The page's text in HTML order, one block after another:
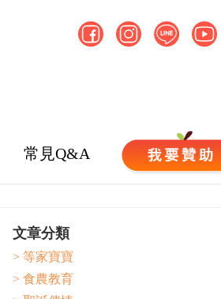
常見Q&A
文章分類
> 等家寶寶
> 食農教育